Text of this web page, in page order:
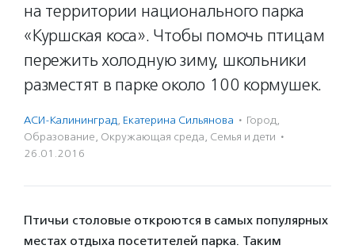
на территории национального парка
«Куршская коса». Чтобы помочь птицам
пережить холодную зиму, школьники
разместят в парке около 100 кормушек.
АСИ-Калининград, Екатерина Сильянова · Город,
Образование, Окружающая среда, Семья и дети ·
26.01.2016
Птичьи столовые откроются в самых популярных
местах отдыха посетителей парка. Таким